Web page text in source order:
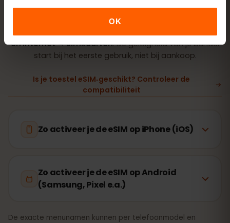
OK
Instellen duurt maar 2 minuten: iPhone
en internet → Simkaarten. De geldigheid van je bundel
start bij het eerste gebruik, niet bij aankoop.
Is je toestel eSIM‑geschikt? Controleer de
compatibiliteit
Zo activeer je de eSIM op iPhone (iOS)
Zo activeer je de eSIM op Android
(Samsung, Pixel e.a.)
De exacte menunamen kunnen per telefoonmodel en